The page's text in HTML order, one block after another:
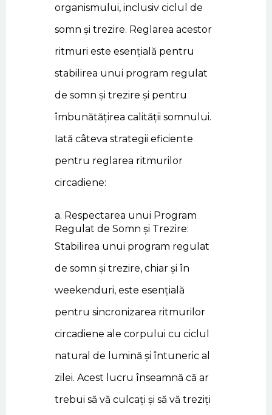
organismului, inclusiv ciclul de
somn și trezire. Reglarea acestor
ritmuri este esențială pentru
stabilirea unui program regulat
de somn și trezire și pentru
îmbunătățirea calității somnului.
Iată câteva strategii eficiente
pentru reglarea ritmurilor
circadiene:
a. Respectarea unui Program
Regulat de Somn și Trezire:
Stabilirea unui program regulat
de somn și trezire, chiar și în
weekenduri, este esențială
pentru sincronizarea ritmurilor
circadiene ale corpului cu ciclul
natural de lumină și întuneric al
zilei. Acest lucru înseamnă că ar
trebui să vă culcați și să vă treziți